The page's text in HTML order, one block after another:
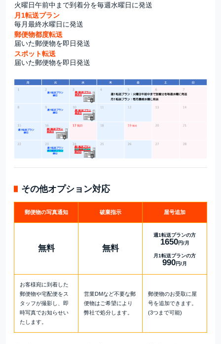
火曜日午前中まで到着分を毎週水曜日に発送
月1転送プラン
毎月最終水曜日に発送
郵便物都度転送
届いた郵便物を即日発送
スポット転送
届いた郵便物を即日発送
その他オプション対応
郵便物の写真通知 破棄指示 屋号追加
無料 無料
週1転送プランの方
1650円/月
月1転送プランの方
990円/月
お客様宛に到着した
郵便物や宅配便をス
タッフが撮影し、即
時写真でお知らせい
たします。
営業DMなど不要な郵
便物はご希望により
弊社で処分します。
郵便物のお受取に屋
号を追加できます。
(3つまで可能)